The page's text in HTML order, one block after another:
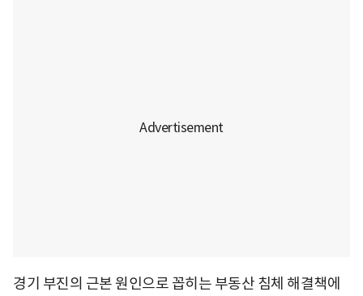
경기 부진의 근본 원인으로 꼽히는 부동산 침체 해결책에